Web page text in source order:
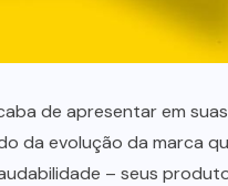
de apresentar em
da evolução da marca
– seus